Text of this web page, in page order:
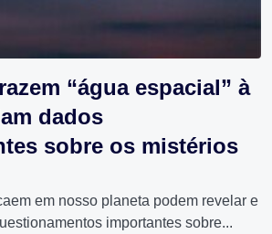
“água espacial” à
dados
sobre os mistérios
em nosso planeta podem revelar e
importantes sobre...